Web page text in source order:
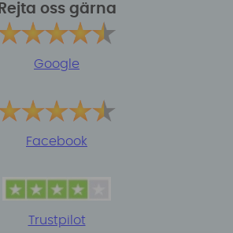
Rejta oss gärna
Google
Facebook
Trustpilot